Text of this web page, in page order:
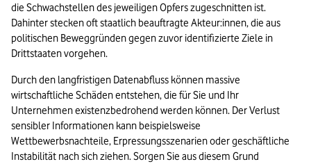
die Schwachstellen des jeweiligen Opfers zugeschnitten ist.
Dahinter stecken oft staatlich beauftragte Akteur:innen, die aus
politischen Beweggründen gegen zuvor identifizierte Ziele in
Drittstaaten vorgehen.
Durch den langfristigen Datenabfluss können massive
wirtschaftliche Schäden entstehen, die für Sie und Ihr
Unternehmen existenzbedrohend werden können. Der Verlust
sensibler Informationen kann beispielsweise
Wettbewerbsnachteile, Erpressungsszenarien oder geschäftliche
Instabilität nach sich ziehen. Sorgen Sie aus diesem Grund